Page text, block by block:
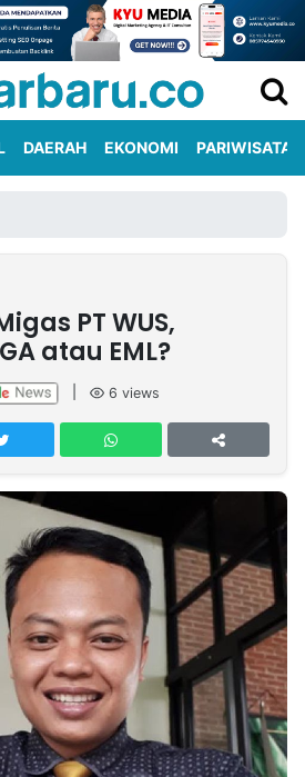
DAERAH EKONOMI PARIWISATA
PT WUS,
atau EML?
6 views